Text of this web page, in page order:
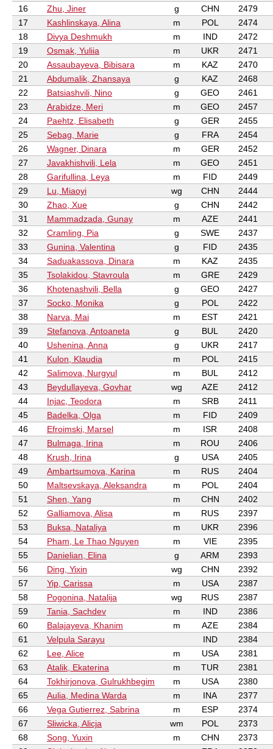
16
Zhu, Jiner g CHN
2479
17
Kashlinskaya, Alina m POL
2474
18
Divya Deshmukh m IND
2472
19
Osmak, Yuliia m UKR
2471
20
Assaubayeva, Bibisara m KAZ
2470
21
Abdumalik, Zhansaya g KAZ
2468
22
Batsiashvili, Nino g GEO
2461
23
Arabidze, Meri m GEO
2457
24
Paehtz, Elisabeth g GER
2455
25
Sebag, Marie g FRA
2454
26
Wagner, Dinara m GER
2452
27
Javakhishvili, Lela m GEO
2451
28
Garifullina, Leya m FID
2449
29
Lu, Miaoyi wg CHN
2444
30
Zhao, Xue g CHN
2442
31
Mammadzada, Gunay m AZE
2441
32
Cramling, Pia g SWE
2437
33
Gunina, Valentina g FID
2435
34
Saduakassova, Dinara m KAZ
2435
35
Tsolakidou, Stavroula m GRE
2429
36
Khotenashvili, Bella g GEO
2427
37
Socko, Monika g POL
2422
38
Narva, Mai m EST
2421
39
Stefanova, Antoaneta g BUL
2420
40
Ushenina, Anna g UKR
2417
41
Kulon, Klaudia m POL
2415
42
Salimova, Nurgyul m BUL
2412
43
Beydullayeva, Govhar wg AZE
2412
44
Injac, Teodora m SRB
2411
45
Badelka, Olga m FID
2409
46
Efroimski, Marsel m ISR
2408
47
Bulmaga, Irina m ROU
2406
48
Krush, Irina g USA
2405
49
Ambartsumova, Karina m RUS
2404
50
Maltsevskaya, Aleksandra m POL
2404
51
Shen, Yang m CHN
2402
52
Galliamova, Alisa m RUS
2397
53
Buksa, Nataliya m UKR
2396
54
Pham, Le Thao Nguyen m VIE
2395
55
Danielian, Elina g ARM
2393
56
Ding, Yixin wg CHN
2392
57
Yip, Carissa m USA
2387
58
Pogonina, Natalija wg RUS
2387
59
Tania, Sachdev m IND
2386
60
Balajayeva, Khanim m AZE
2384
61
Velpula Sarayu IND
2384
62
Lee, Alice m USA
2381
63
Atalik, Ekaterina m TUR
2381
64
Tokhirjonova, Gulrukhbegim m USA
2380
65
Aulia, Medina Warda m INA
2377
66
Vega Gutierrez, Sabrina m ESP
2374
67
Sliwicka, Alicja wm POL
2373
68
Song, Yuxin m CHN
2373